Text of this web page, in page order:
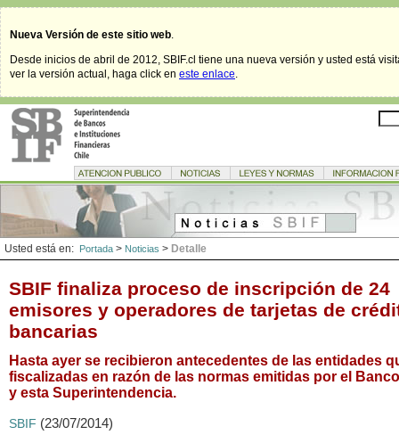
Nueva Versión de este sitio web.
Desde inicios de abril de 2012, SBIF.cl tiene una nueva versión y usted está
ver la versión actual, haga click en este enlace.
Usted está en: Portada > Noticias > Detalle
SBIF finaliza proceso de inscripción de 24
emisores y operadores de tarjetas de
bancarias
Hasta ayer se recibieron antecedentes de las entidades
fiscalizadas en razón de las normas emitidas por el
y esta Superintendencia.
SBIF (23/07/2014)